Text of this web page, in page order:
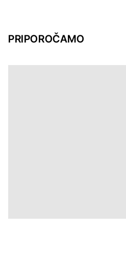
PRIPOROČAMO